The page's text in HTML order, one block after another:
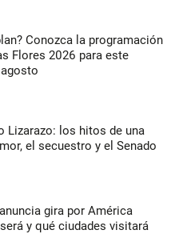
Conozca la programación
Flores 2026 para este
Lizarazo: los hitos de una
el secuestro y el Senado
gira por América
y qué ciudades visitará